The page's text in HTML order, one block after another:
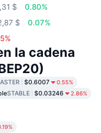
$
0.80%
$
0.07%
la cadena
ASTER $0.6007 0.55%
STABLE $0.03246 2.86%